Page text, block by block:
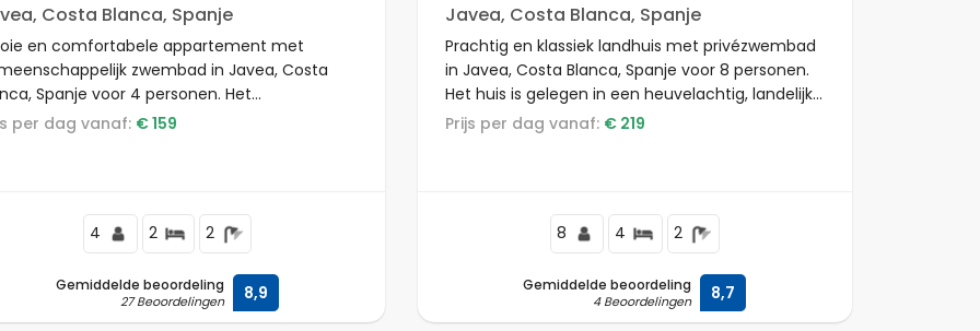
Costa Blanca, Spanje
en comfortabele appartement met
zwembad in Javea, Costa
Spanje voor 4 personen. Het
is gelegen in een residentieel
per dag vanaf: € 159
4 2 2
Gemiddelde beoordeling
27 Beoordelingen 8,9
Javea, Costa Blanca, Spanje
Prachtig en klassiek landhuis met privézwembad
in Javea, Costa Blanca, Spanje voor 8 personen.
Het huis is gelegen in een heuvelachtig, landelijk
en bosrijk gebied.
Prijs per dag vanaf: € 219
8 4 2
Gemiddelde beoordeling
4 Beoordelingen 8,7